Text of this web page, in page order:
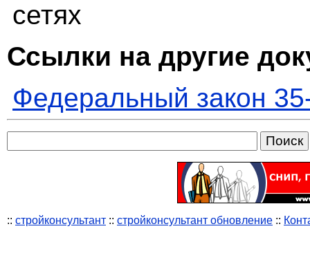
сетях
Ссылки на другие
Федеральный закон
:: стройконсультант :: стройконсультант обновление ::